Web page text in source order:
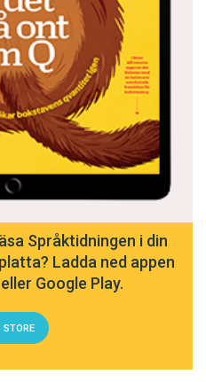
Språktidningen i din
Ladda ned appen
Google Play.